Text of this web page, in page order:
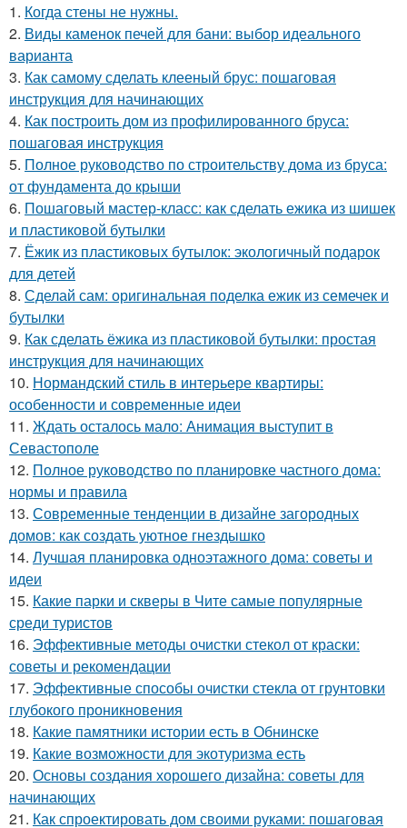
1. Когда стены не нужны.
2. Виды каменок печей для бани: выбор идеального
варианта
3. Как самому сделать клееный брус: пошаговая
инструкция для начинающих
4. Как построить дом из профилированного бруса:
пошаговая инструкция
5. Полное руководство по строительству дома из бруса:
от фундамента до крыши
6. Пошаговый мастер-класс: как сделать ежика из шишек
и пластиковой бутылки
7. Ёжик из пластиковых бутылок: экологичный подарок
для детей
8. Сделай сам: оригинальная поделка ежик из семечек и
бутылки
9. Как сделать ёжика из пластиковой бутылки: простая
инструкция для начинающих
10. Нормандский стиль в интерьере квартиры:
особенности и современные идеи
11. Ждать осталось мало: Анимация выступит в
Севастополе
12. Полное руководство по планировке частного дома:
нормы и правила
13. Современные тенденции в дизайне загородных
домов: как создать уютное гнездышко
14. Лучшая планировка одноэтажного дома: советы и
идеи
15. Какие парки и скверы в Чите самые популярные
среди туристов
16. Эффективные методы очистки стекол от краски:
советы и рекомендации
17. Эффективные способы очистки стекла от грунтовки
глубокого проникновения
18. Какие памятники истории есть в Обнинске
19. Какие возможности для экотуризма есть
20. Основы создания хорошего дизайна: советы для
начинающих
21. Как спроектировать дом своими руками: пошаговая